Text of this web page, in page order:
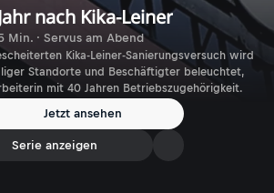
nach Kika-Leiner
Min. · Servus am Abend
Kika-Leiner-Sanierungsversuch wird
Standorte und Beschäftigter beleuchtet,
mit 40 Jahren Betriebszugehörigkeit.
Jetzt ansehen
Serie anzeigen